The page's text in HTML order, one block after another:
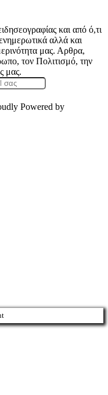
και από ό,τι
αλλά και
μας. Αρθρα,
τον Πολιτισμό, την
μας.
Powered by